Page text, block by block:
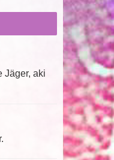
Jäger, aki